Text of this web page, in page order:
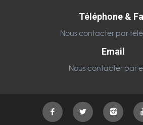
Téléphone &
Nous contacter par
Email
Nous contacter par